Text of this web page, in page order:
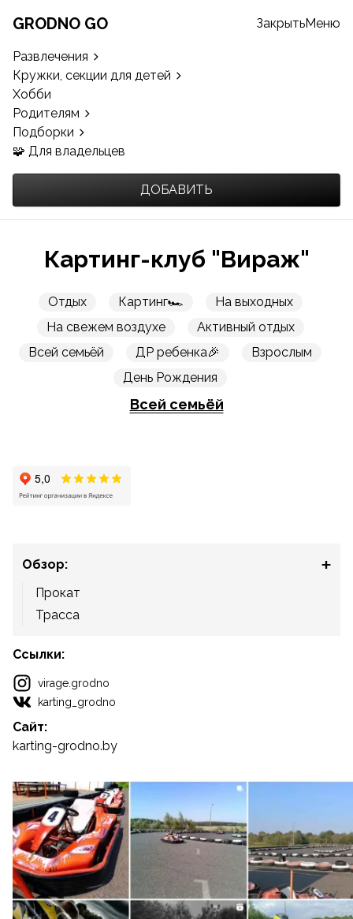
GRODNO GO
Развлечения
Кружки, секции для детей
Хобби
Родителям
Подборки
🧩 Для владельцев
ДОБАВИТЬ
ЗакрытьМеню
Картинг-клуб "Вираж"
Отдых Картинг🏎️
На выходных
На свежем воздухе
Активный отдых
Всей семьёй
ДР ребенка🎉
Взрослым
День Рождения
Всей семьёй
Обзор:
Прокат
Трасса
Ссылки:
virage.grodno
karting_grodno
Сайт:
karting-grodno.by